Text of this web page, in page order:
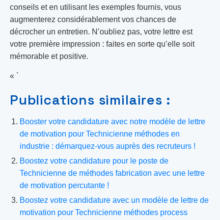
conseils et en utilisant les exemples fournis, vous
augmenterez considérablement vos chances de
décrocher un entretien. N’oubliez pas, votre lettre est
votre première impression : faites en sorte qu’elle soit
mémorable et positive.
« `
Publications similaires :
Booster votre candidature avec notre modèle de lettre
de motivation pour Technicienne méthodes en
industrie : démarquez-vous auprès des recruteurs !
Boostez votre candidature pour le poste de
Technicienne de méthodes fabrication avec une lettre
de motivation percutante !
Boostez votre candidature avec un modèle de lettre de
motivation pour Technicienne méthodes process